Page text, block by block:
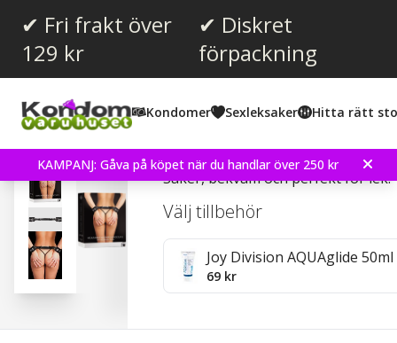
✔ Fri frakt över
129 kr
✔ Diskret
förpackning
Kondomer Sexleksaker Hitta rätt
KAMPANJ: Gåva på köpet när du handlar över 250 kr
Adjustable Leather
Säker, bekväm och perfekt för lek.
Välj tillbehör
Joy Division AQUAglide
69 kr